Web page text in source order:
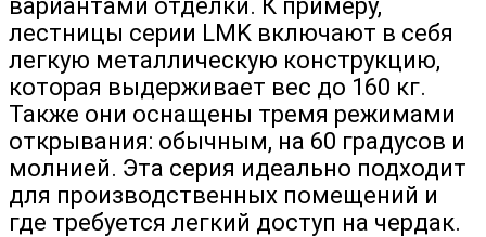
вариантами отделки. К примеру,
лестницы серии LMK включают в себя
легкую металлическую конструкцию,
которая выдерживает вес до 160 кг.
Также они оснащены тремя режимами
открывания: обычным, на 60 градусов и
молнией. Эта серия идеально подходит
для производственных помещений и
где требуется легкий доступ на чердак.